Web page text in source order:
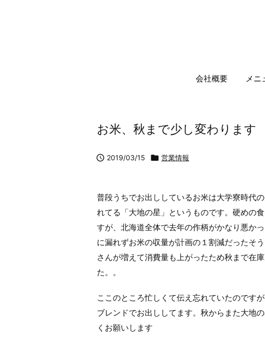
会社概要 メニ
お米、秋まで少し変わります
 2019/03/15  営業情報
普段うちでお出ししているお米は大学寮時代
れてる「大地の星」というものです。硬めの
すが、北海道全体で去年の作柄がかなり悪か
に漏れずお米の収量が計画の１割減だったそ
さんが増えて消費量も上がったため秋まで在
た。。
ここのところ忙しくて伝え忘れていたのです
ブレンドでお出ししてます。秋からまた大地
くお願いします